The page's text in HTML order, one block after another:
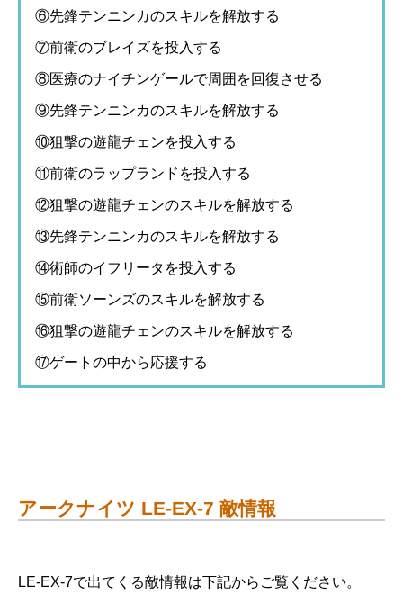
⑥先鋒テンニンカのスキルを解放する
⑦前衛のブレイズを投入する
⑧医療のナイチンゲールで周囲を回復させる
⑨先鋒テンニンカのスキルを解放する
⑩狙撃の遊龍チェンを投入する
⑪前衛のラップランドを投入する
⑫狙撃の遊龍チェンのスキルを解放する
⑬先鋒テンニンカのスキルを解放する
⑭術師のイフリータを投入する
⑮前衛ソーンズのスキルを解放する
⑯狙撃の遊龍チェンのスキルを解放する
⑰ゲートの中から応援する
アークナイツ LE-EX-7 敵情報
LE-EX-7で出てくる敵情報は下記からご覧ください。